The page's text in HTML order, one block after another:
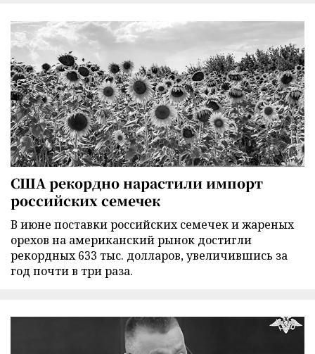
США рекордно нарастили импорт
российских семечек
В июне поставки российских семечек и жареных
орехов на американский рынок достигли
рекордных 633 тыс. долларов, увеличившись за
год почти в три раза.